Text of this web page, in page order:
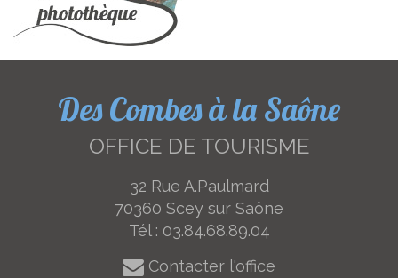
Des Combes à la Saône
OFFICE DE TOURISME
32 Rue A.Paulmard
70360 Scey sur Saône
Tél : 03.84.68.89.04
Contacter l'office